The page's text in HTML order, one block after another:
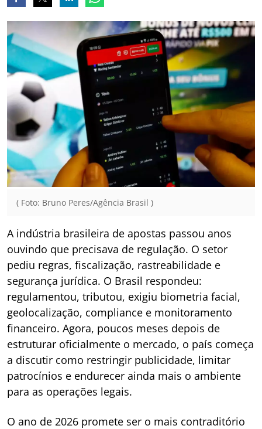
( Foto: Bruno Peres/Agência Brasil )
A indústria brasileira de apostas passou anos
ouvindo que precisava de regulação. O setor
pediu regras, fiscalização, rastreabilidade e
segurança jurídica. O Brasil respondeu:
regulamentou, tributou, exigiu biometria facial,
geolocalização, compliance e monitoramento
financeiro. Agora, poucos meses depois de
estruturar oficialmente o mercado, o país começa
a discutir como restringir publicidade, limitar
patrocínios e endurecer ainda mais o ambiente
para as operações legais.
O ano de 2026 promete ser o mais contraditório